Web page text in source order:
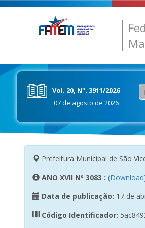
Vol. 20, Nº. 3911/2026
07 de agosto de 2026
Prefeitura Municipal de São
ANO XVII Nº 3083 :
Data de publicação: 17 de
Código Identificador: